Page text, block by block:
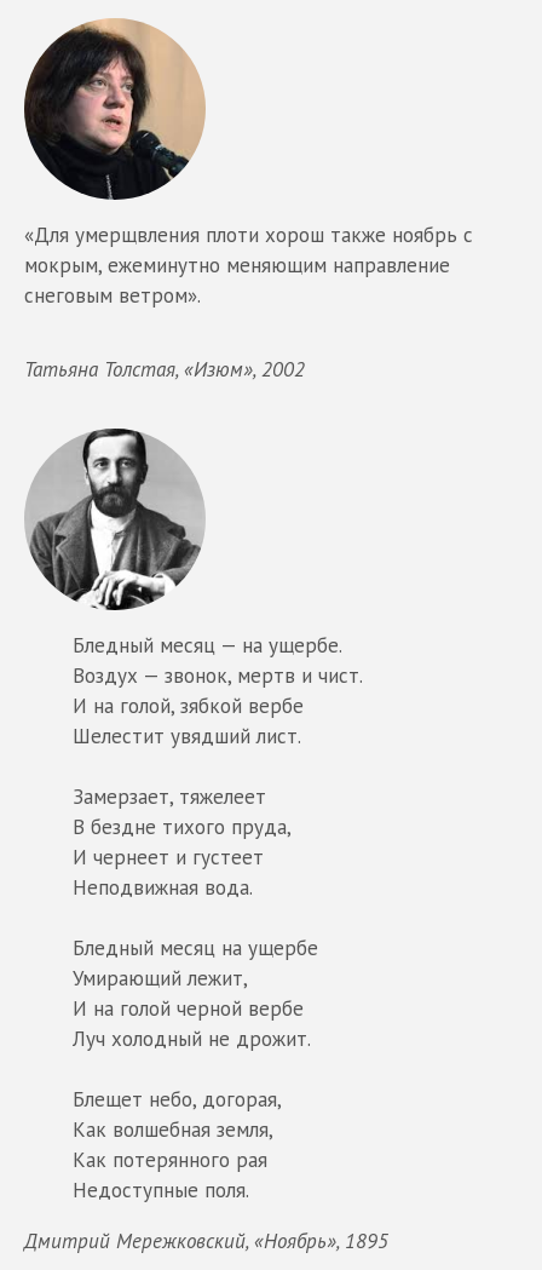
«Для умерщвления плоти хорош также ноябрь с
мокрым, ежеминутно меняющим направление
снеговым ветром».
Татьяна Толстая, «Изюм», 2002
Бледный месяц — на ущербе.
Воздух — звонок, мертв и чист.
И на голой, зябкой вербе
Шелестит увядший лист.
Замерзает, тяжелеет
В бездне тихого пруда,
И чернеет и густеет
Неподвижная вода.
Бледный месяц на ущербе
Умирающий лежит,
И на голой черной вербе
Луч холодный не дрожит.
Блещет небо, догорая,
Как волшебная земля,
Как потерянного рая
Недоступные поля.
Дмитрий Мережковский, «Ноябрь», 1895